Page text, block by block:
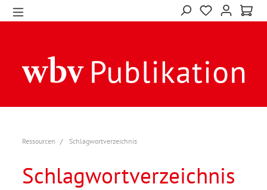
Ressourcen Schlagwortverzeichnis
Schlagwortverzeichnis